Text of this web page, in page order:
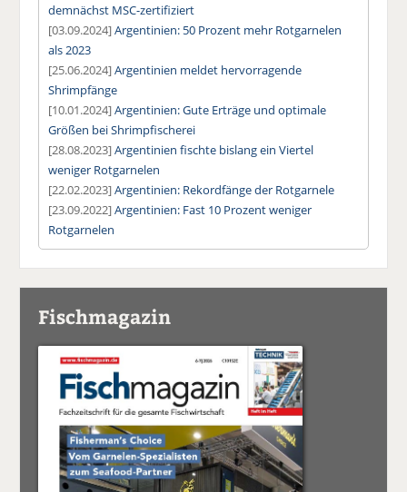
demnächst MSC-zertifiziert
[03.09.2024]Argentinien: 50 Prozent mehr Rotgarnelen
als 2023
[25.06.2024]Argentinien meldet hervorragende
Shrimpfänge
[10.01.2024]Argentinien: Gute Erträge und optimale
Größen bei Shrimpfischerei
[28.08.2023]Argentinien fischte bislang ein Viertel
weniger Rotgarnelen
[22.02.2023]Argentinien: Rekordfänge der Rotgarnele
[23.09.2022]Argentinien: Fast 10 Prozent weniger
Rotgarnelen
Fischmagazin